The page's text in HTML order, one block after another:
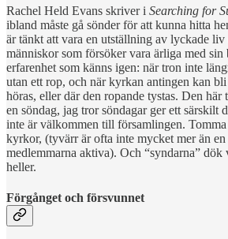
Rachel Held Evans skriver i Searching for
ibland måste gå sönder för att kunna hitta
är tänkt att vara en utställning av lyckade liv
människor som försöker vara ärliga med sin
erfarenhet som känns igen: när tron inte
utan ett rop, och när kyrkan antingen kan
höras, eller där den ropande tystas. Den här
en söndag, jag tror söndagar ger ett särskilt
inte är välkommen till församlingen. Tomma
kyrkor, (tyvärr är ofta inte mycket mer än
medlemmarna aktiva). Och “syndarna” dök
heller.
Förgånget och försvunnet